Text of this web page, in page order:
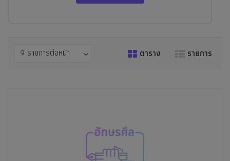
9 รายการต่อหน้า ตาราง รายการ